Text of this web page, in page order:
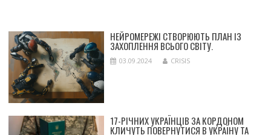
НЕЙРОМЕРЕЖІ СТВОРЮЮТЬ ПЛАН ІЗ
ЗАХОПЛЕННЯ ВСЬОГО СВІТУ.
03.09.2024 CRISIS
17-РІЧНИХ УКРАЇНЦІВ ЗА КОРДОНОМ
КЛИЧУТЬ ПОВЕРНУТИСЯ В УКРАЇНУ ТА